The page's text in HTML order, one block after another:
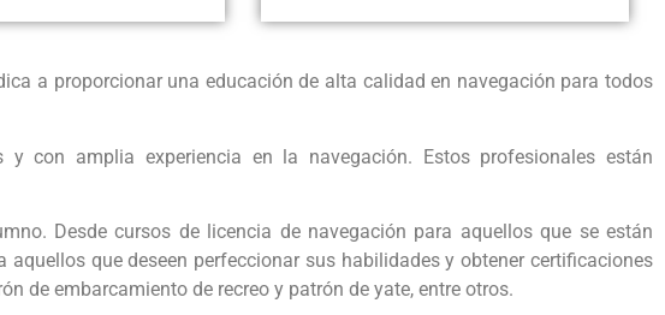
a proporcionar una educación de alta calidad en navegación para todos
con amplia experiencia en la navegación. Estos profesionales están
Desde cursos de licencia de navegación para aquellos que se están
que deseen perfeccionar sus habilidades y obtener certificaciones
de embarcamiento de recreo y patrón de yate, entre otros.